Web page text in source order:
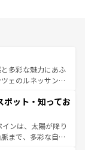
多彩な魅力にあふ
ェのルネッサンス
マルフィ海岸の絶
合間には、本場の
を堪能することも
べての瞬間を楽し
ポット・知ってお
ンは、太陽が降り
まで、多彩な自然